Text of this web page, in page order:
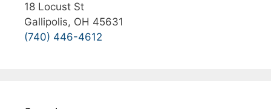
18 Locust St
Gallipolis, OH 45631
(740) 446-4612